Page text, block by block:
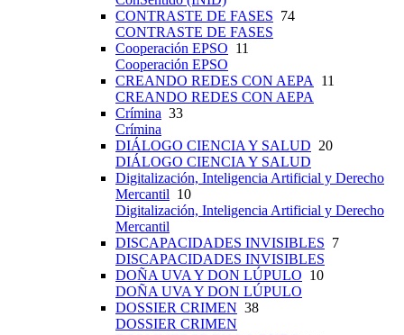
CONTRASTE DE FASES 74
CONTRASTE DE FASES
Cooperación EPSO 11
Cooperación EPSO
CREANDO REDES CON AEPA
11
CREANDO REDES CON AEPA
Crímina 33
Crímina
DIÁLOGO CIENCIA Y SALUD 20
DIÁLOGO CIENCIA Y SALUD
Digitalización, Inteligencia Artificial y Derecho
Mercantil 10
Digitalización, Inteligencia Artificial y Derecho
Mercantil
DISCAPACIDADES INVISIBLES 7
DISCAPACIDADES INVISIBLES
DOÑA UVA Y DON LÚPULO 10
DOÑA UVA Y DON LÚPULO
DOSSIER CRIMEN 38
DOSSIER CRIMEN